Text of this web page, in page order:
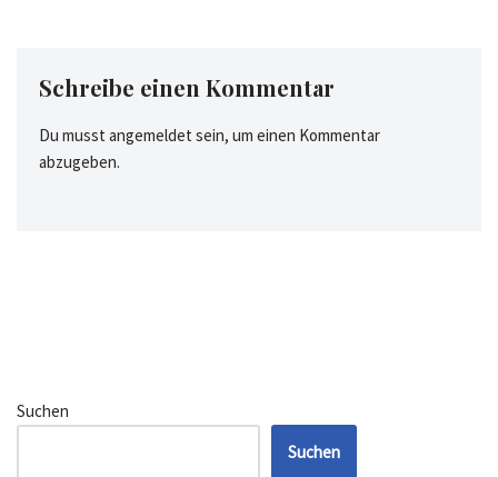
Schreibe einen Kommentar
Du musst angemeldet sein, um einen Kommentar
abzugeben.
Suchen
Suchen